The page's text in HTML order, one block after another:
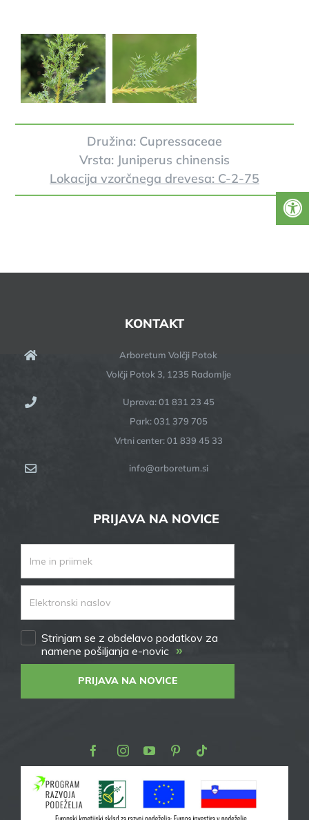
Družina: Cupressaceae
Vrsta: Juniperus chinensis
Lokacija vzorčnega drevesa: C-2-75
KONTAKT
Arboretum Volčji Potok
Volčji Potok 3, 1235 Radomlje
Uprava: 01 831 23 45
Park: 031 379 705
Vrtni center: 01 839 45 33
info@arboretum.si
PRIJAVA NA NOVICE
Strinjam se z obdelavo podatkov za
namene pošiljanja e-novic »
PRIJAVA NA NOVICE
FacebookInstagram
YoutubePinterest